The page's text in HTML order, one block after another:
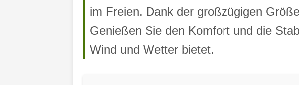
im Freien. Dank der großzügigen
Genießen Sie den Komfort und die
Wind und Wetter bietet.